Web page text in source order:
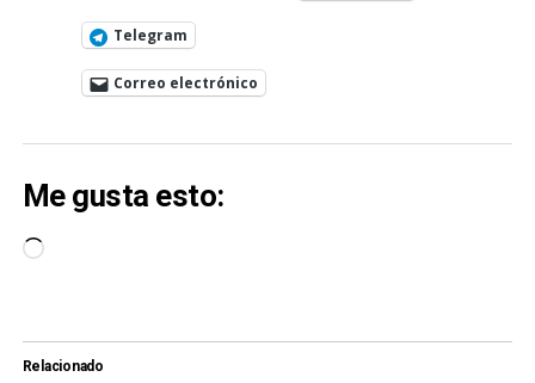
Telegram
Correo electrónico
Me gusta esto:
Cargando...
Relacionado